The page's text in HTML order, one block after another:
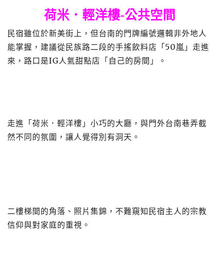
荷米．輕洋樓-公共空間
民宿雖位於新美街上，但台南的門牌編號邏輯非外地人
能掌握，建議從民族路二段的手搖飲料店「50嵐」走進
來，路口是IG人氣甜點店「自己的房間」。
走進「荷米．輕洋樓」小巧的大廳，與門外台南巷弄截
然不同的氛圍，讓人覺得別有洞天。
二樓梯間的角落、照片集錦，不難窺知民宿主人的宗教
信仰與對家庭的重視。